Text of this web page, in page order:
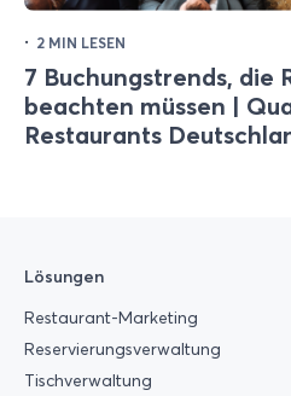
· 2 MIN LESEN
7 Buchungstrends, die
beachten müssen |
Restaurants
Lösungen
Restaurant-Marketing
Reservierungsverwaltung
Tischverwaltung